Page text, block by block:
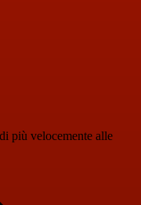
più velocemente alle